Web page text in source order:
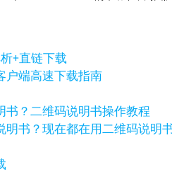
+直链下载
户端高速下载指南
书？二维码说明书操作教程
明书？现在都在用二维码说明